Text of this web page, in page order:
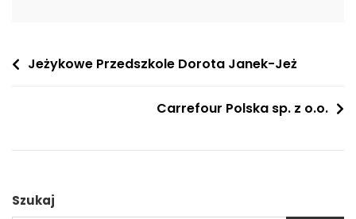
Nawigacja
Jeżykowe Przedszkole Dorota Janek-Jeż
Carrefour Polska sp. z o.o.
Szukaj